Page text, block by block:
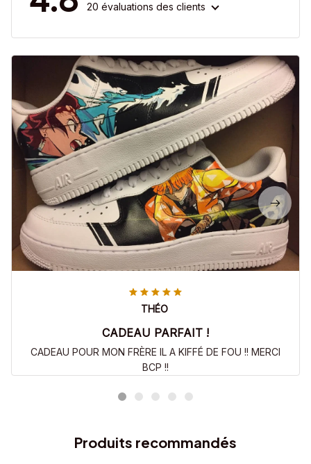
20 évaluations des clients
THÉO
CADEAU PARFAIT !
CADEAU POUR MON FRÈRE IL A KIFFÉ DE FOU !! MERCI
BCP !!
Produits recommandés